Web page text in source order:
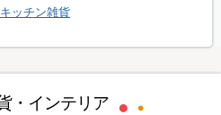
キッチン雑貨
・インテリア